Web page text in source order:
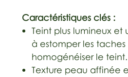
Caractéristiques clés :
Teint plus lumineux
à estomper les
homogénéiser le teint.
Texture peau affinée